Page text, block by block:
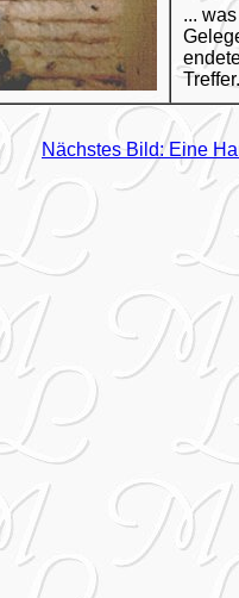
...
Treffer.
Nächstes Bild: Eine